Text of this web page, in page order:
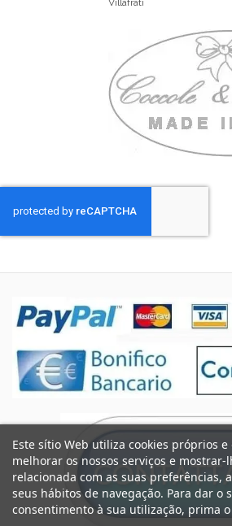
Villafrati
Este sítio Web utiliza cookies próprios
melhorar os nossos serviços e
relacionada com as suas preferências,
seus hábitos de navegação. Para dar o
consentimento à sua utilização, prima